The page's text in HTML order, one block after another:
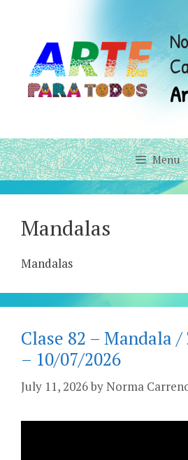
Menu
Mandalas
Mandalas
Clase 82 – Mandala
– 10/07/2026
July 11, 2026byNorma